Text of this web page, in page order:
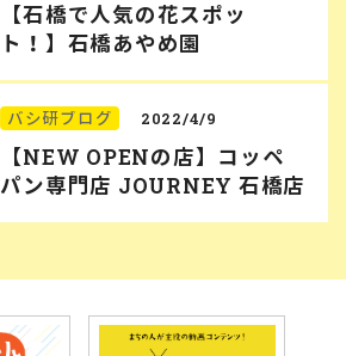
【石橋で人気の花スポッ
ト！】石橋あやめ園
バシ研ブログ 2022/4/9
【NEW OPENの店】コッペ
パン専門店 JOURNEY 石橋店